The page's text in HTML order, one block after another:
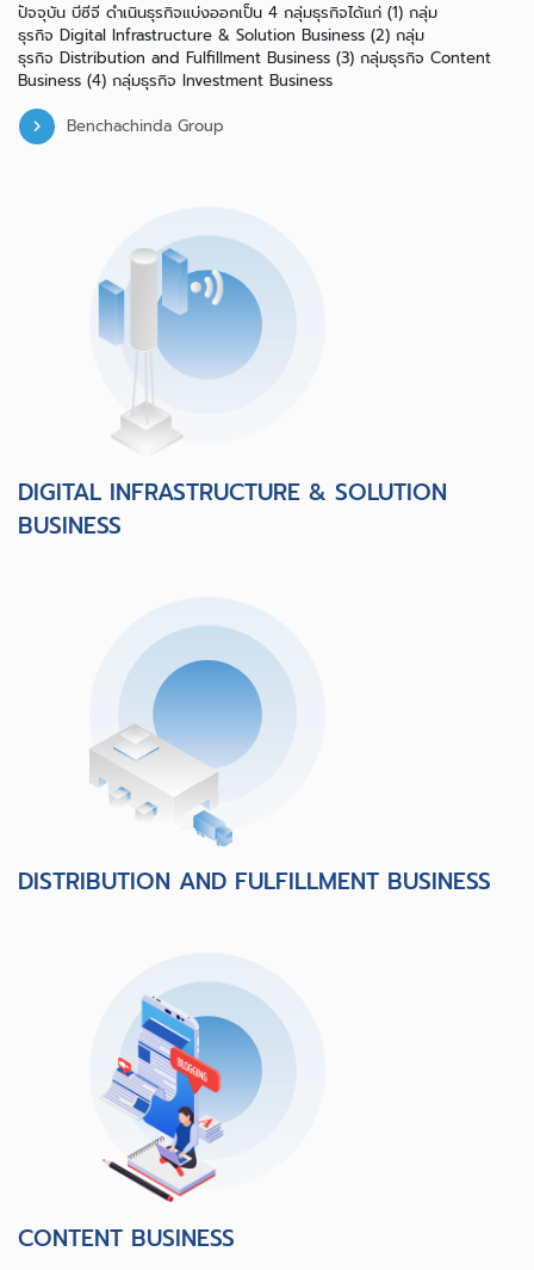
ปัจจุบัน บีซีจี ดำเนินธุรกิจแบ่งออกเป็น 4 กลุ่มธุรกิจได้แก่ (1) กลุ่ม
ธุรกิจ Digital Infrastructure & Solution Business (2) กลุ่ม
ธุรกิจ Distribution and Fulfillment Business (3) กลุ่มธุรกิจ Content
Business (4) กลุ่มธุรกิจ Investment Business
Benchachinda Group
DIGITAL INFRASTRUCTURE & SOLUTION
BUSINESS
DISTRIBUTION AND FULFILLMENT BUSINESS
CONTENT BUSINESS